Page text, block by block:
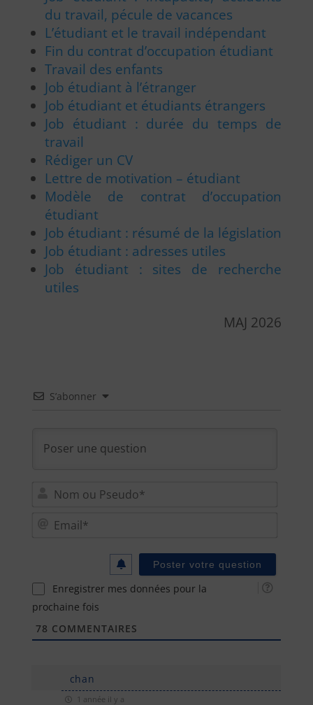
du travail, pécule de vacances
L’étudiant et le travail indépendant
Fin du contrat d’occupation étudiant
Travail des enfants
Job étudiant à l’étranger
Job étudiant et étudiants étrangers
Job étudiant : durée du temps de
travail
Rédiger un CV
Lettre de motivation – étudiant
Modèle de contrat d’occupation
étudiant
Job étudiant : résumé de la législation
Job étudiant : adresses utiles
Job étudiant : sites de recherche
utiles
MAJ 2026
S’abonner
Enregistrer mes données pour la
prochaine fois
78 COMMENTAIRES
chan
1 année il y a